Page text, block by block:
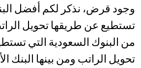
وجود قرض، نذكر لكم أفضل
تستطيع عن طريقها تحويل
من البنوك السعودية التي
تحويل الراتب ومن بينها البنك